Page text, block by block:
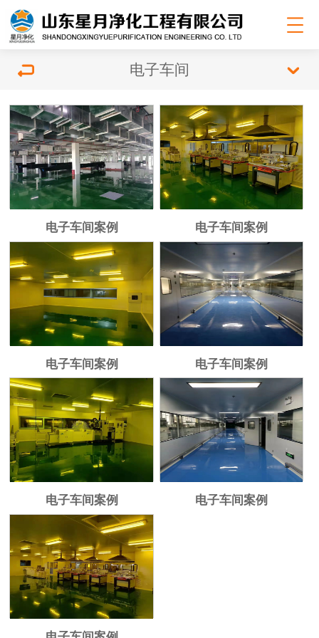
电子车间
电子车间案例 电子车间案例
电子车间案例 电子车间案例
电子车间案例 电子车间案例